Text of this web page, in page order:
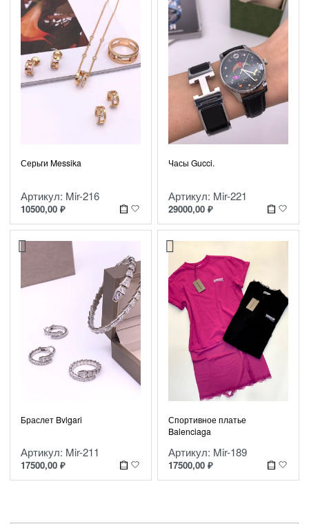
Серьги Messika
Артикул: Mir-216
10500,00 ₽
Часы Gucci.
Артикул: Mir-221
29000,00 ₽
Браслет Bvlgari
Артикул: Mir-211
17500,00 ₽
Спортивное платье
Balenciaga
Артикул: Mir-189
17500,00 ₽